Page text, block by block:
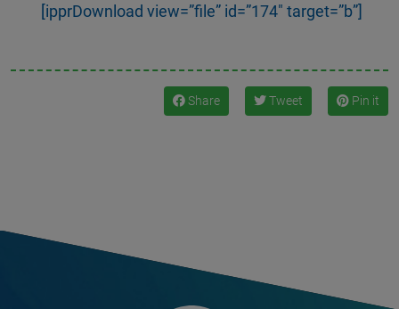
[ipprDownload view=”file” id=”174″ target=”b”]
Share Tweet Pin it